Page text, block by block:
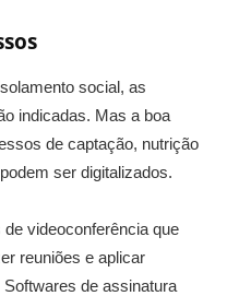
social, as
indicadas. Mas a boa
de captação, nutrição
ser digitalizados.
videoconferência que
reuniões e aplicar
de assinatura